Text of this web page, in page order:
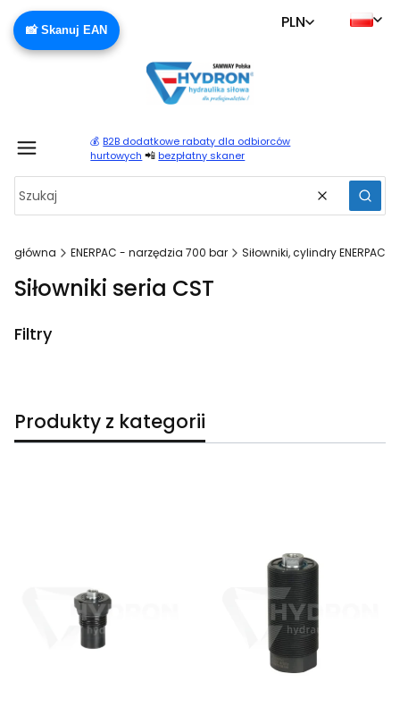
📸 Skanuj EAN PLN
💰 B2B dodatkowe rabaty dla odbiorców
hurtowych 📲 bezpłatny skaner
Wyczyść
główna ENERPAC - narzędzia 700 bar Siłowniki, cylindry ENERPAC
Siłowniki seria CST
Filtry
Produkty z kategorii